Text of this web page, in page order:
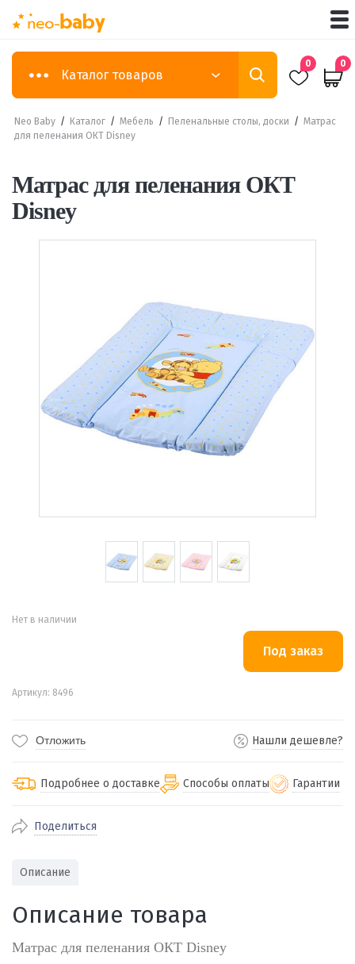
Каталог товаров
0 0
Neo Baby / Каталог / Мебель / Пеленальные столы, доски / Матрас
для пеленания ОКТ Disney
Матрас для пеленания ОКТ
Disney
Нет в наличии
Артикул: 8496
Отложить Нашли дешевле?
Подробнее о доставке
По Екатеринбургу бесплатная
Отправляем во все регионы России
службами Пэк, Кит, Луч, Сдэк, Озон
доставка, Почта РФ или любой другой
Способы оплаты
Через СБП при получении (для
Екатеринбурга и близлежащих
городов)
Гарантии
Поделиться
Описание
Описание товара
Матрас для пеленания ОКТ Disney